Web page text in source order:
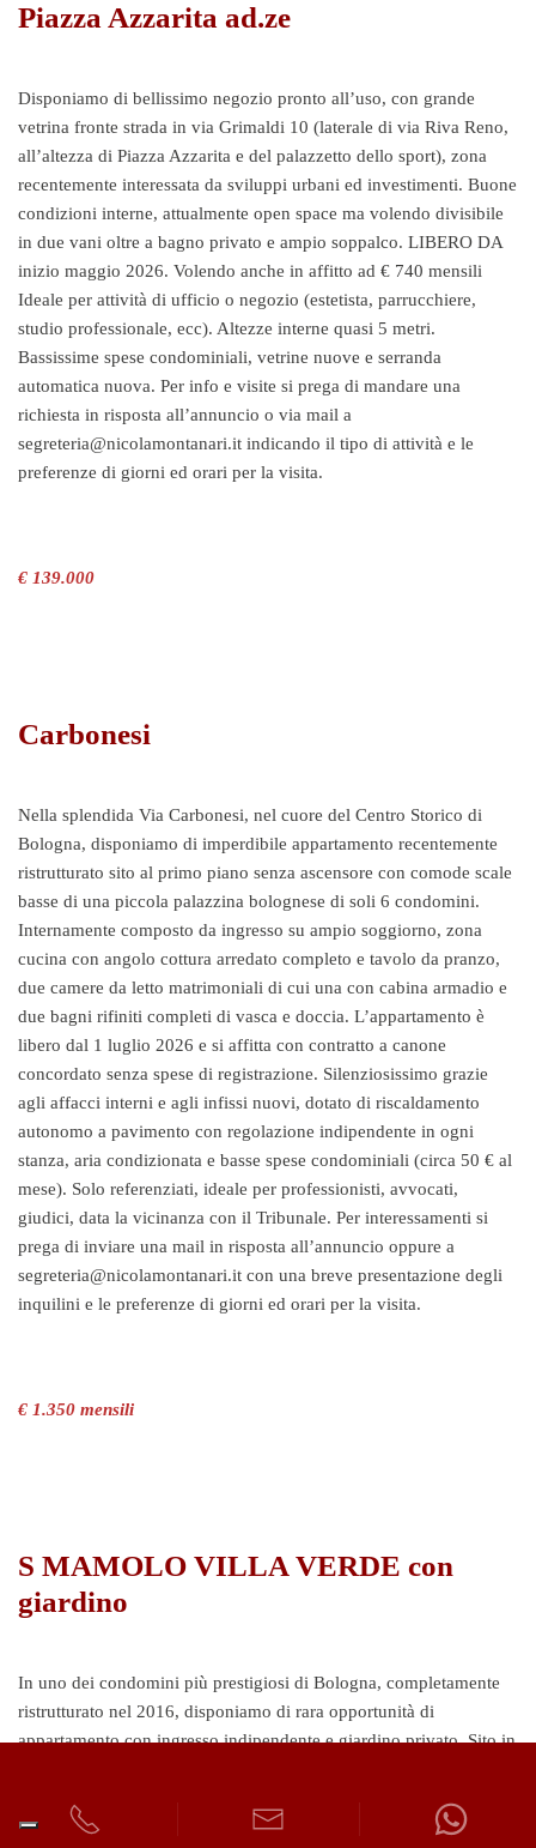
Piazza Azzarita ad.ze
Disponiamo di bellissimo negozio pronto all’uso, con grande
vetrina fronte strada in via Grimaldi 10 (laterale di via Riva Reno,
all’altezza di Piazza Azzarita e del palazzetto dello sport), zona
recentemente interessata da sviluppi urbani ed investimenti. Buone
condizioni interne, attualmente open space ma volendo divisibile
in due vani oltre a bagno privato e ampio soppalco. LIBERO DA
inizio maggio 2026. Volendo anche in affitto ad € 740 mensili
Ideale per attività di ufficio o negozio (estetista, parrucchiere,
studio professionale, ecc). Altezze interne quasi 5 metri.
Bassissime spese condominiali, vetrine nuove e serranda
automatica nuova. Per info e visite si prega di mandare una
richiesta in risposta all’annuncio o via mail a
segreteria@nicolamontanari.it indicando il tipo di attività e le
preferenze di giorni ed orari per la visita.
€ 139.000
Carbonesi
Nella splendida Via Carbonesi, nel cuore del Centro Storico di
Bologna, disponiamo di imperdibile appartamento recentemente
ristrutturato sito al primo piano senza ascensore con comode scale
basse di una piccola palazzina bolognese di soli 6 condomini.
Internamente composto da ingresso su ampio soggiorno, zona
cucina con angolo cottura arredato completo e tavolo da pranzo,
due camere da letto matrimoniali di cui una con cabina armadio e
due bagni rifiniti completi di vasca e doccia. L’appartamento è
libero dal 1 luglio 2026 e si affitta con contratto a canone
concordato senza spese di registrazione. Silenziosissimo grazie
agli affacci interni e agli infissi nuovi, dotato di riscaldamento
autonomo a pavimento con regolazione indipendente in ogni
stanza, aria condizionata e basse spese condominiali (circa 50 € al
mese). Solo referenziati, ideale per professionisti, avvocati,
giudici, data la vicinanza con il Tribunale. Per interessamenti si
prega di inviare una mail in risposta all’annuncio oppure a
segreteria@nicolamontanari.it con una breve presentazione degli
inquilini e le preferenze di giorni ed orari per la visita.
€ 1.350 mensili
S MAMOLO VILLA VERDE con
giardino
In uno dei condomini più prestigiosi di Bologna, completamente
ristrutturato nel 2016, disponiamo di rara opportunità di
appartamento con ingresso indipendente e giardino privato. Sito in
affacci sul giardino privato, bagno completo di sanitari sospesi e